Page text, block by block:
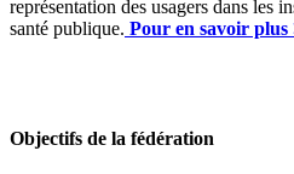
représentation des usagers dans les
santé publique. Pour en savoir plus
Objectifs de la fédération